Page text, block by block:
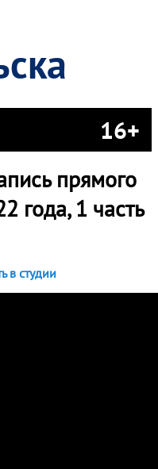
16+
прямого
года, 1 часть
в студии